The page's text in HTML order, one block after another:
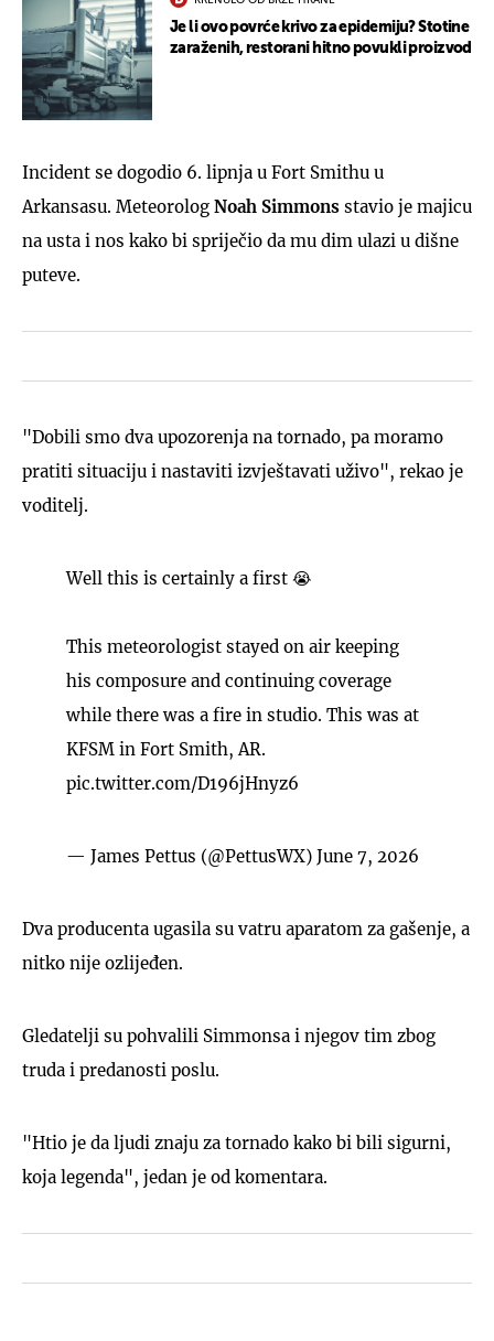
Je li ovo povrće krivo za epidemiju? Stotine
zaraženih, restorani hitno povukli proizvod
Incident se dogodio 6. lipnja u Fort Smithu u
Arkansasu. Meteorolog Noah Simmons stavio je majicu
na usta i nos kako bi spriječio da mu dim ulazi u dišne
puteve.
"Dobili smo dva upozorenja na tornado, pa moramo
pratiti situaciju i nastaviti izvještavati uživo", rekao je
voditelj.
Well this is certainly a first 😭
This meteorologist stayed on air keeping
his composure and continuing coverage
while there was a fire in studio. This was at
KFSM in Fort Smith, AR.
pic.twitter.com/D196jHnyz6
— James Pettus (@PettusWX) June 7, 2026
Dva producenta ugasila su vatru aparatom za gašenje, a
nitko nije ozlijeđen.
Gledatelji su pohvalili Simmonsa i njegov tim zbog
truda i predanosti poslu.
"Htio je da ljudi znaju za tornado kako bi bili sigurni,
koja legenda", jedan je od komentara.